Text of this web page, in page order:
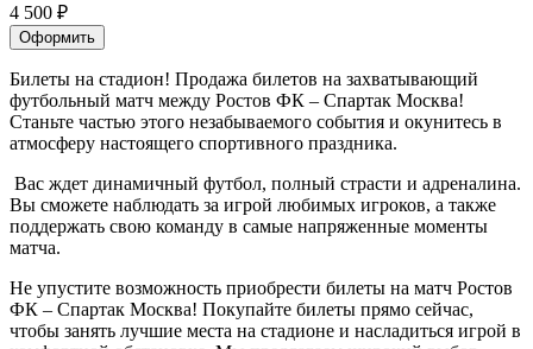
4 500 ₽
Оформить
Билеты на стадион! Продажа билетов на захватывающий
футбольный матч между Ростов ФК – Спартак Москва!
Станьте частью этого незабываемого события и окунитесь в
атмосферу настоящего спортивного праздника.
Вас ждет динамичный футбол, полный страсти и адреналина.
Вы сможете наблюдать за игрой любимых игроков, а также
поддержать свою команду в самые напряженные моменты
матча.
Не упустите возможность приобрести билеты на матч Ростов
ФК – Спартак Москва! Покупайте билеты прямо сейчас,
чтобы занять лучшие места на стадионе и насладиться игрой в